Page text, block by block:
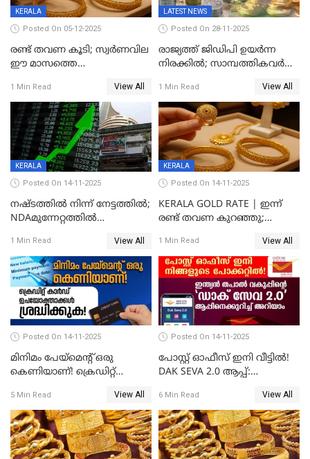
KERALA
Posted On 05-12-2025
രണ്ട് തവണ കൂടി; സ്വർണവില
ഈ മാസത്തെ
1 Min Read View All
LATEST NEWS
Posted On 28-11-2025
രാജ്യത്ത് ജിഡിപി ഉയര്‍ന്ന
നിരക്കില്‍; സാമ്പത്തികവർഷം
ശതമാനമായി; പ്രചോദനം
നൽകുന്നുവെന്ന് മോദി
1 Min Read View All
KERALA
Posted On 14-11-2025
നഷ്ടത്തിൽ നിന്ന് നേട്ടത്തിൽ;
NDAമുന്നേറ്റത്തിൽ
1 Min Read View All
KERALA
Posted On 14-11-2025
KERALA GOLD RATE | ഇന്ന്
രണ്ട് തവണ കുറഞ്ഞു;
1 Min Read View All
Posted On 14-11-2025
മിനിമം പേയ്മെന്റ് ഒരു
കെണിയാണ്! ക്രെഡിറ്റ്
ശ്രദ്ധിക്കുക!
5 Min Read View All
Posted On 14-11-2025
പോസ്റ്റ് ഓഫീസ് ഇനി വീട്ടിൽ!
DAK SEVA 2.0 ആപ്പ്:
എന്തൊക്കെയാണെന്ന്
നോക്കാം
6 Min Read View All